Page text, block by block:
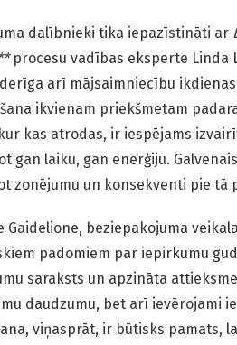
dalībnieki tika iepazīstināti ar
procesu vadības eksperte Linda
arī mājsaimniecību
ikvienam priekšmetam
kas atrodas, ir iespējams
gan laiku, gan enerģiju.
zonējumu un konsekventi pie tā
Gaidelione, beziepakojuma veikala
padomiem par iepirkumu
saraksts un apzināta
daudzumu, bet arī ievērojami
viņasprāt, ir būtisks pamats,